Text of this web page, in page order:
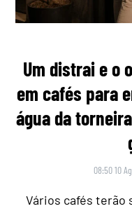
Um distrai e o
em cafés para
água da
08:50 10
Vários cafés terão